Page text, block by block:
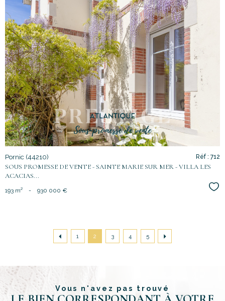
voir le
bien
Pornic (44210)
SOUS PROMESSE DE VENTE - SAINTE MARIE SUR MER - VILLA LES
ACACIAS...
Réf : 712
193 m² - 930 000 €
1 2 3 4 5
Vous n'avez pas trouvé